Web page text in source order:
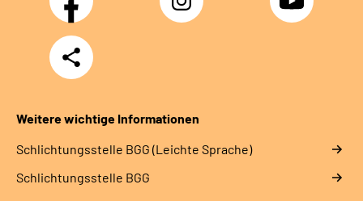
Teilen
Weitere wichtige Informationen
Schlich­tungs­stel­le BGG (Leichte Sprache)
Schlich­tungs­stel­le BGG